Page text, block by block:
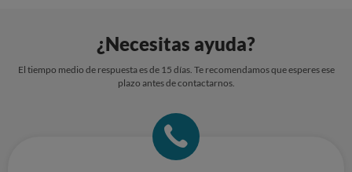
¿Necesitas ayuda?
El tiempo medio de respuesta es de 15 días. Te recomendamos que esperes ese
plazo antes de contactarnos.